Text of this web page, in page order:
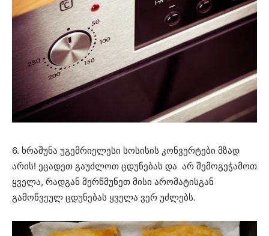
6. ხრაშუნა უგემრიელესი სოსისის კონვერტები მზად
არის! ეცადეთ გაუძლოთ ცდუნებას და არ შემოგეჭამოთ
ყველა, რადგან მერწმუნეთ მისი არომატისგან
გამოწვეულ ცდუნებას ყველა ვერ უძლებს.